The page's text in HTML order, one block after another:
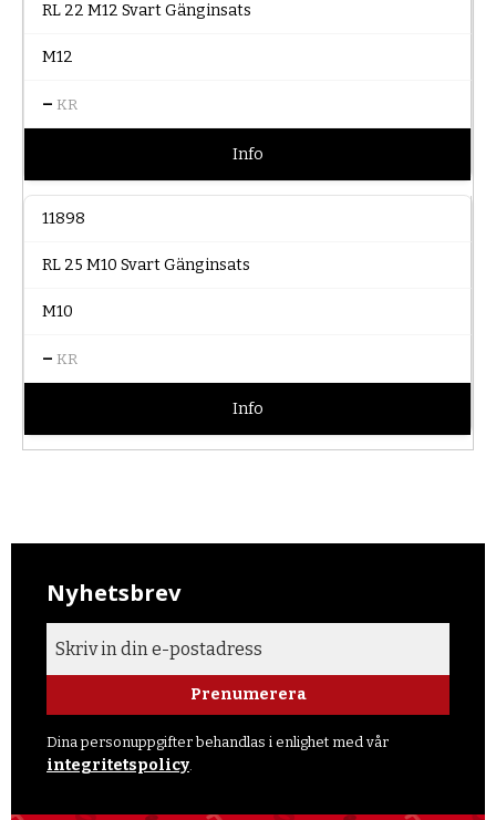
RL 22 M12 Svart Gänginsats
M12
– KR
Info
11898
RL 25 M10 Svart Gänginsats
M10
– KR
Info
Nyhetsbrev
Prenumerera
Dina personuppgifter behandlas i enlighet med vår
integritetspolicy